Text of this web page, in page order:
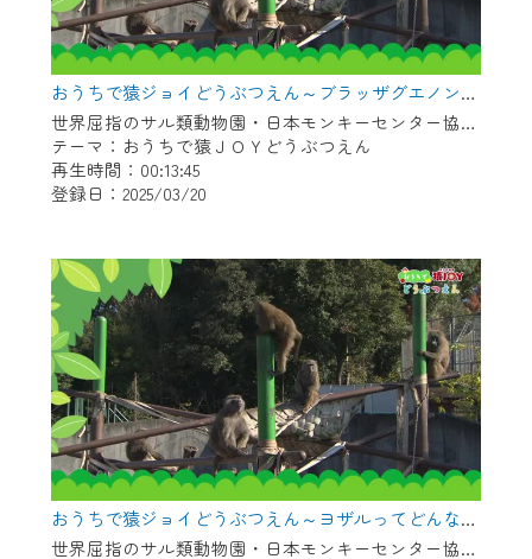
おうちで猿ジョイどうぶつえん～ブラッザグエノン～（2025年2月16日初回放送）
世界屈指のサル類動物園・日本モンキーセンター協力の親子で学べる動物番組。
テーマ：おうちで猿ＪＯＹどうぶつえん
再生時間：00:13:45
登録日：2025/03/20
おうちで猿ジョイどうぶつえん～ヨザルってどんなサル？～（2025年1月16日初回放送）
世界屈指のサル類動物園・日本モンキーセンター協力の親子で学べる動物番組。
＜メンテナンス情報＞
CCNetWebTVのリニューアルにともないメ
ンテナンス作業を予定しています。
日時 9/24 9:30～16:30
テナンス中」になり、ご利用いただけませ
ん。
ご不便をおかけいたしますが、ご了承の程
よろしくお願いいたします。